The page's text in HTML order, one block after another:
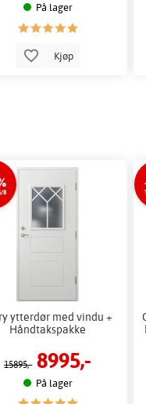
På lager
Kjøp
8
ytterdør med vindu +
Håndtakspakke
15895,- 8995,-
På lager